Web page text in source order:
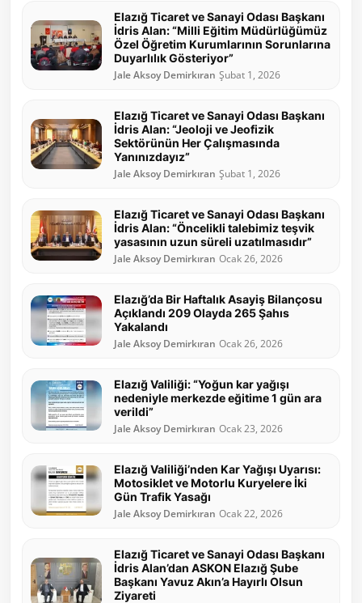
Elazığ Ticaret ve Sanayi Odası Başkanı
İdris Alan: “Milli Eğitim Müdürlüğümüz
Özel Öğretim Kurumlarının Sorunlarına
Duyarlılık Gösteriyor”
Jale Aksoy Demirkıran Şubat 1, 2026
Elazığ Ticaret ve Sanayi Odası Başkanı
İdris Alan: “Jeoloji ve Jeofizik
Sektörünün Her Çalışmasında
Yanınızdayız”
Jale Aksoy Demirkıran Şubat 1, 2026
Elazığ Ticaret ve Sanayi Odası Başkanı
İdris Alan: “Öncelikli talebimiz teşvik
yasasının uzun süreli uzatılmasıdır”
Jale Aksoy Demirkıran Ocak 26, 2026
Elazığ’da Bir Haftalık Asayiş Bilançosu
Açıklandı 209 Olayda 265 Şahıs
Yakalandı
Jale Aksoy Demirkıran Ocak 26, 2026
Elazığ Valiliği: “Yoğun kar yağışı
nedeniyle merkezde eğitime 1 gün ara
verildi”
Jale Aksoy Demirkıran Ocak 23, 2026
Elazığ Valiliği’nden Kar Yağışı Uyarısı:
Motosiklet ve Motorlu Kuryelere İki
Gün Trafik Yasağı
Jale Aksoy Demirkıran Ocak 22, 2026
Elazığ Ticaret ve Sanayi Odası Başkanı
İdris Alan’dan ASKON Elazığ Şube
Başkanı Yavuz Akın’a Hayırlı Olsun
Ziyareti